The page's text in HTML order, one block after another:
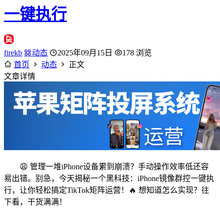
一键执行
firekb 动态 2025年09月15日
178 浏览
首页
动态
正文
文章详情
😩 管理一堆iPhone设备累到崩溃？手动操作效率低还容
易出错。别急，今天揭秘一个黑科技：iPhone镜像群控一键执
行，让你轻松搞定TikTok矩阵运营！🔥 想知道怎么实现？往
下看，干货满满！